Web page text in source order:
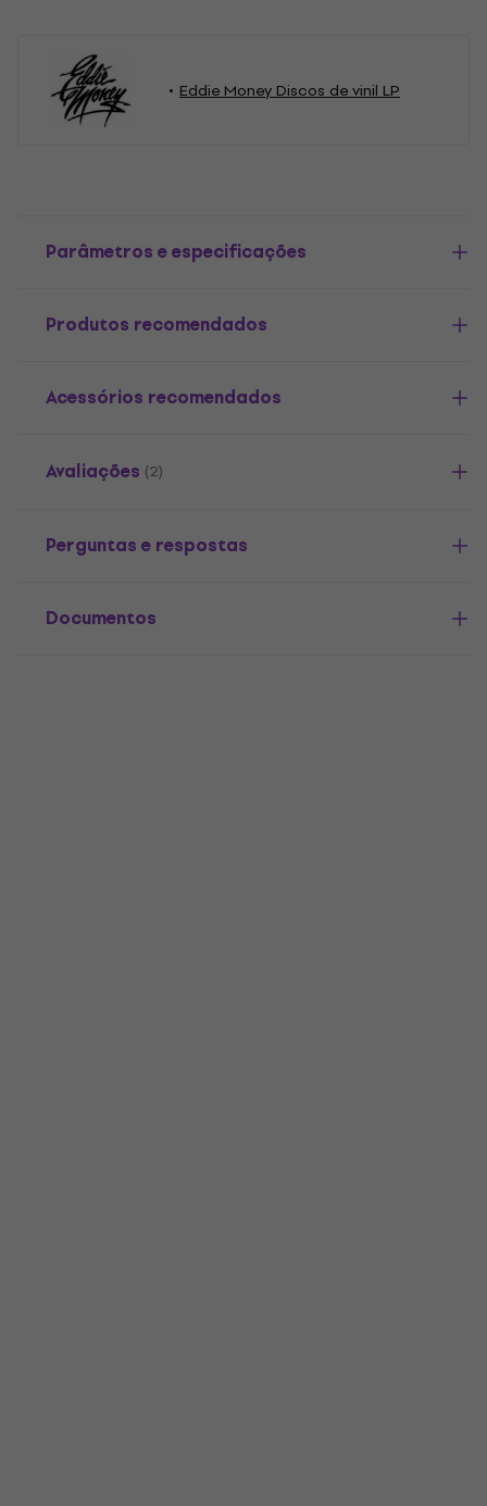
Eddie Money Discos de vinil LP
Parâmetros e especificações
Produtos recomendados
Acessórios recomendados
Avaliações (2)
Perguntas e respostas
Documentos